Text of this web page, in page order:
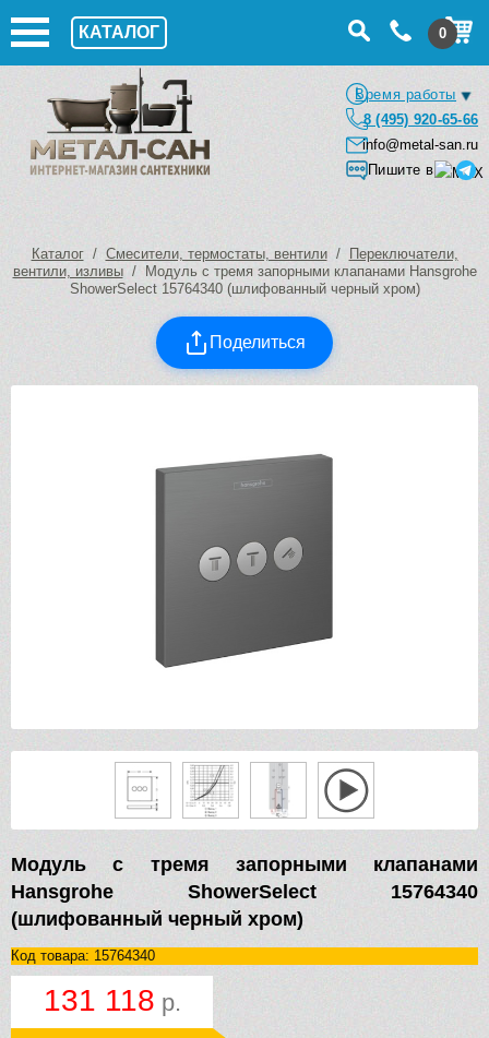
КАТАЛОГ 0
Время работы
8 (495) 920-65-66
info@metal-san.ru
Пишите в
Каталог/ Смесители, термостаты, вентили/
Переключатели,
вентили, изливы/ Модуль с тремя запорными клапанами Hansgrohe
ShowerSelect 15764340 (шлифованный черный хром)
Поделиться
Модуль с тремя запорными клапанами
Hansgrohe ShowerSelect 15764340
(шлифованный черный хром)
Код товара: 15764340
131 118 р.